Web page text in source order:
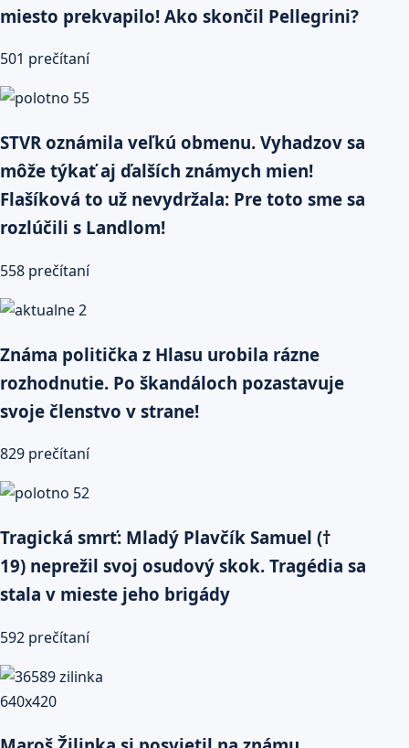
miesto prekvapilo! Ako skončil Pellegrini?
501 prečítaní
STVR oznámila veľkú obmenu. Vyhadzov sa
môže týkať aj ďalších známych mien!
Flašíková to už nevydržala: Pre toto sme sa
rozlúčili s Landlom!
558 prečítaní
Známa politička z Hlasu urobila rázne
rozhodnutie. Po škandáloch pozastavuje
svoje členstvo v strane!
829 prečítaní
Tragická smrť: Mladý Plavčík Samuel (†
19) neprežil svoj osudový skok. Tragédia sa
stala v mieste jeho brigády
592 prečítaní